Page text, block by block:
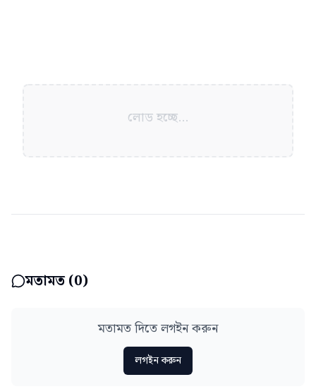
লোড হচ্ছে...
মতামত (0)
মতামত দিতে লগইন করুন
লগইন করুন